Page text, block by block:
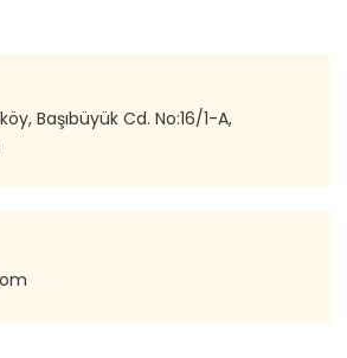
Başıbüyük Cd. No:16/1-A,